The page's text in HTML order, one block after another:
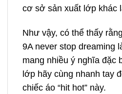
cơ sở sản xuất lớp khác
Như vậy, có thể thấy
9A never stop dreaming
mang nhiều ý nghĩa đặc
lớp hãy cùng nhanh tay
chiếc áo “hit hot” này.